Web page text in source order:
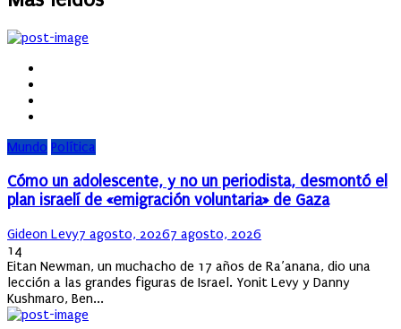
Mundo Política
Cómo un adolescente, y no un periodista, desmontó el
plan israelí de «emigración voluntaria» de Gaza
Author
Gideon LevyPosted
7 agosto, 20267 agosto, 2026
14
Eitan Newman, un muchacho de 17 años de Ra’anana, dio una
lección a las grandes figuras de Israel. Yonit Levy y Danny
Kushmaro, Ben...